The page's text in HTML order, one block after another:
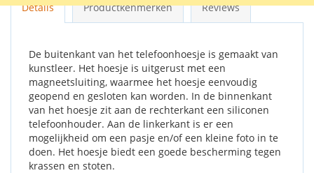
Details Productkenmerken Reviews
De buitenkant van het telefoonhoesje is gemaakt van
kunstleer. Het hoesje is uitgerust met een
magneetsluiting, waarmee het hoesje eenvoudig
geopend en gesloten kan worden. In de binnenkant
van het hoesje zit aan de rechterkant een siliconen
telefoonhouder. Aan de linkerkant is er een
mogelijkheid om een pasje en/of een kleine foto in te
doen. Het hoesje biedt een goede bescherming tegen
krassen en stoten.